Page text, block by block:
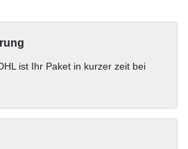
ist Ihr Paket in kurzer zeit bei